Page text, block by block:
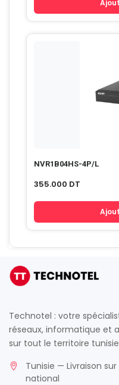
NVR1B04HS-4P/L
355.000 DT
Technotel : votre
réseaux, informatique et
sur tout le territoire
Tunisie — Livraison
national